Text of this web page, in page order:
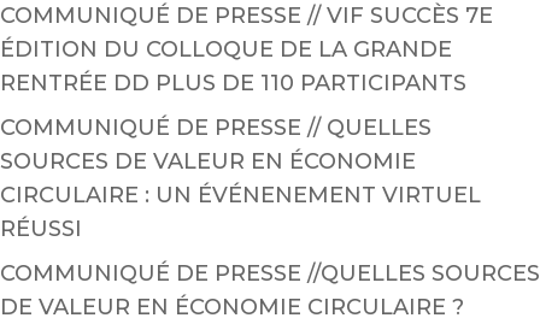
COMMUNIQUÉ DE PRESSE // VIF SUCCÈS 7E
ÉDITION DU COLLOQUE DE LA GRANDE
RENTRÉE DD PLUS DE 110 PARTICIPANTS
COMMUNIQUÉ DE PRESSE // QUELLES
SOURCES DE VALEUR EN ÉCONOMIE
CIRCULAIRE : UN ÉVÉNENEMENT VIRTUEL
RÉUSSI
COMMUNIQUÉ DE PRESSE //QUELLES SOURCES
DE VALEUR EN ÉCONOMIE CIRCULAIRE ?